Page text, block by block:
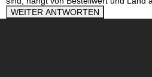
WEITER ANTWORTEN